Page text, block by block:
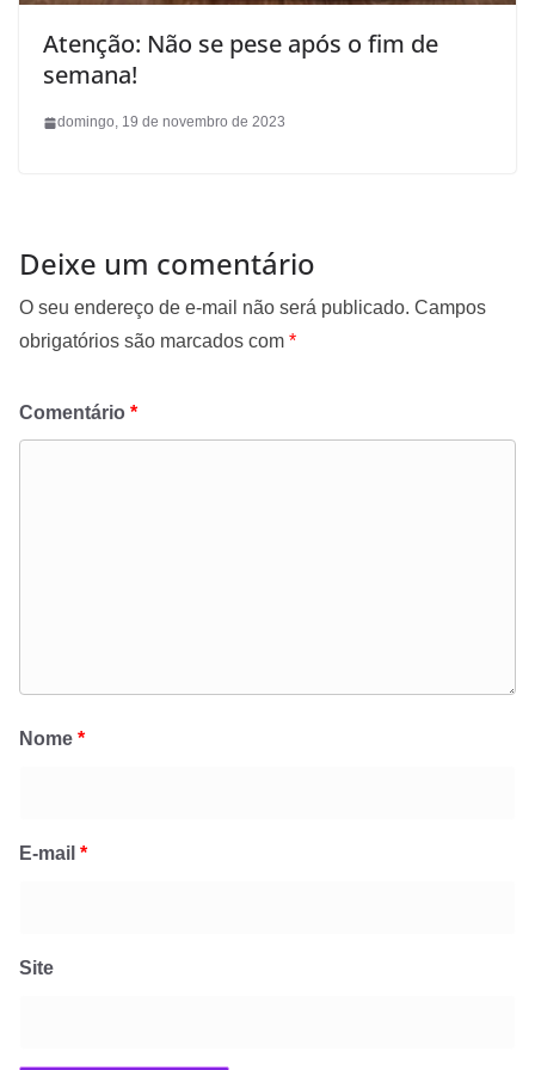
Atenção: Não se pese após o fim de
semana!
domingo, 19 de novembro de 2023
Deixe um comentário
O seu endereço de e-mail não será publicado. Campos
obrigatórios são marcados com *
Comentário *
Nome *
E-mail *
Site